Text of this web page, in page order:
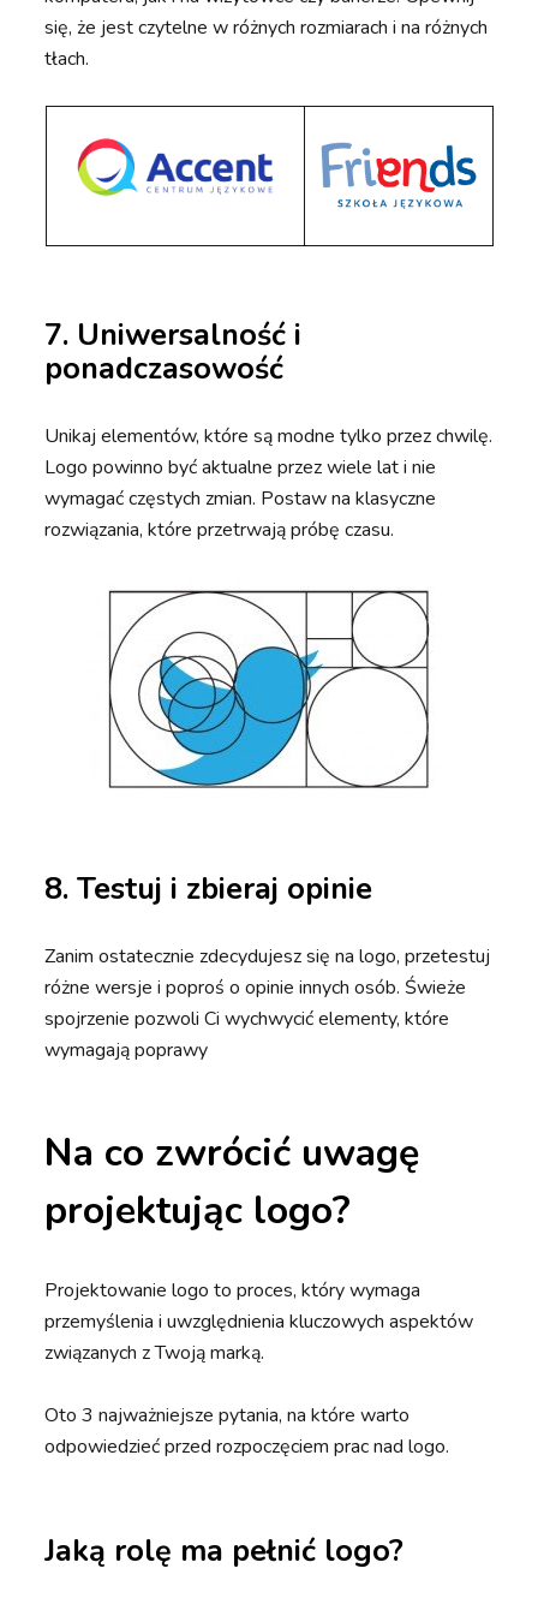
się, że jest czytelne w różnych rozmiarach i na różnych
tłach.
7. Uniwersalność i
ponadczasowość
Unikaj elementów, które są modne tylko przez chwilę.
Logo powinno być aktualne przez wiele lat i nie
wymagać częstych zmian. Postaw na klasyczne
rozwiązania, które przetrwają próbę czasu.
8. Testuj i zbieraj opinie
Zanim ostatecznie zdecydujesz się na logo, przetestuj
różne wersje i poproś o opinie innych osób. Świeże
spojrzenie pozwoli Ci wychwycić elementy, które
wymagają poprawy
Na co zwrócić uwagę
projektując logo?
Projektowanie logo to proces, który wymaga
przemyślenia i uwzględnienia kluczowych aspektów
związanych z Twoją marką.
Oto 3 najważniejsze pytania, na które warto
odpowiedzieć przed rozpoczęciem prac nad logo.
Jaką rolę ma pełnić logo?